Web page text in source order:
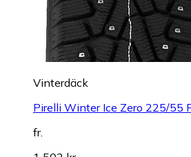
Vinterdäck
Pirelli Winter Ice Zero 225/55
fr.